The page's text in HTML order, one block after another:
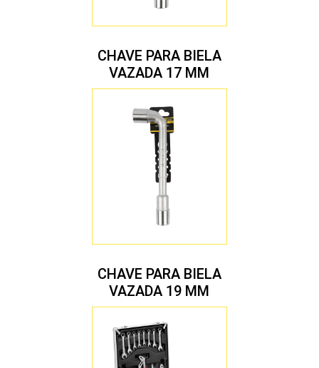
CHAVE PARA BIELA
VAZADA 17 MM
CHAVE PARA BIELA
VAZADA 19 MM